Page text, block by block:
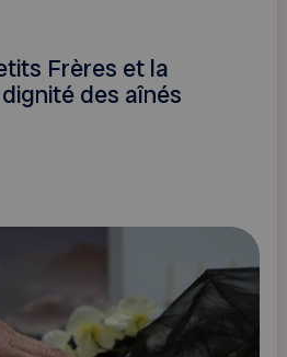
Frères et la
des aînés